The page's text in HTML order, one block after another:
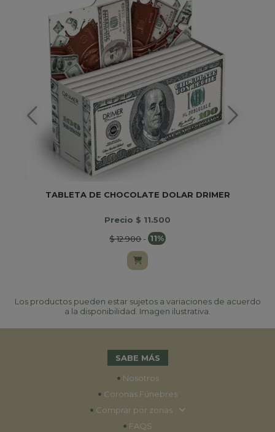
TABLETA DE CHOCOLATE DOLAR DRIMER
Precio $ 11.500
$ 12.900- 11%
Los productos pueden estar sujetos a variaciones de acuerdo
a la disponibilidad. Imagen ilustrativa.
SABE MÁS
• Nosotros
• Coronas Fúnebres
• Comprar por zonas
• FAQS